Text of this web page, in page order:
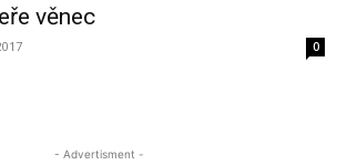
věnec
0
- Advertisment -